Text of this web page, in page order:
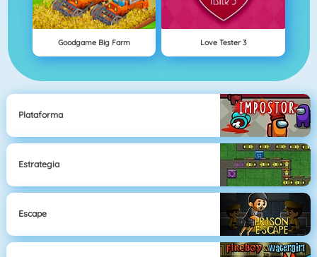
Goodgame Big Farm Love Tester 3
Plataforma
Estrategia
Escape